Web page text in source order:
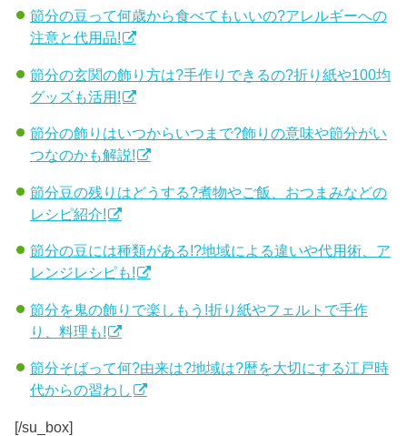
節分の豆って何歳から食べてもいいの?アレルギーへの
注意と代用品!
節分の玄関の飾り方は?手作りできるの?折り紙や100均
グッズも活用!
節分の飾りはいつからいつまで?飾りの意味や節分がい
つなのかも解説!
節分豆の残りはどうする?煮物やご飯、おつまみなどの
レシピ紹介!
節分の豆には種類がある!?地域による違いや代用術、ア
レンジレシピも!
節分を鬼の飾りで楽しもう!折り紙やフェルトで手作
り、料理も!
節分そばって何?由来は?地域は?暦を大切にする江戸時
代からの習わし
[/su_box]